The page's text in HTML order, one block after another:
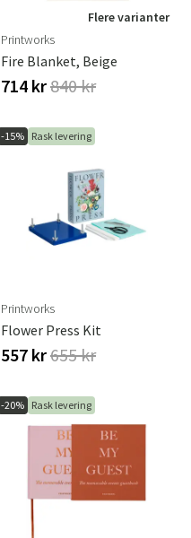
Flere varianter
Printworks
Fire Blanket, Beige
714 kr840 kr
-15% Rask levering
Printworks
Flower Press Kit
557 kr655 kr
-20% Rask levering